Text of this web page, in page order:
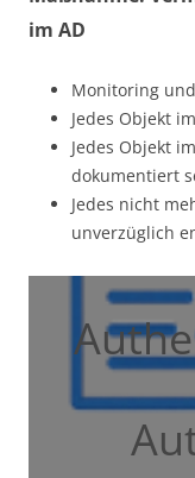
im AD
Monitoring
Jedes Objekt
Jedes Objekt
dokumentiert
Jedes nicht
unverzüglich